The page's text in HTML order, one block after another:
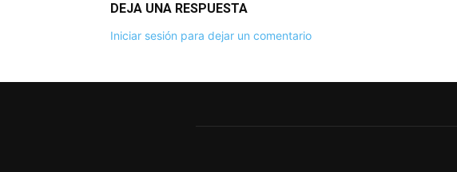
DEJA UNA RESPUESTA
Iniciar sesión para dejar un comentario